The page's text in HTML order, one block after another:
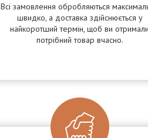
Всі замовлення обробляються
швидко, а доставка здійснюється у
найкоротший термін, щоб ви отримали
потрібний товар вчасно.